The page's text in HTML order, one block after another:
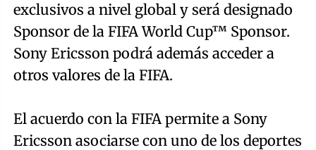
exclusivos a nivel global y será designado
Sponsor de la FIFA World Cup™ Sponsor.
Sony Ericsson podrá además acceder a
otros valores de la FIFA.
El acuerdo con la FIFA permite a Sony
Ericsson asociarse con uno de los deportes